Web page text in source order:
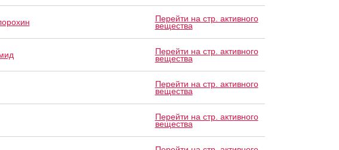
Перейти на стр. активного
вещества
Перейти на стр. активного
вещества
Перейти на стр. активного
вещества
Перейти на стр. активного
вещества